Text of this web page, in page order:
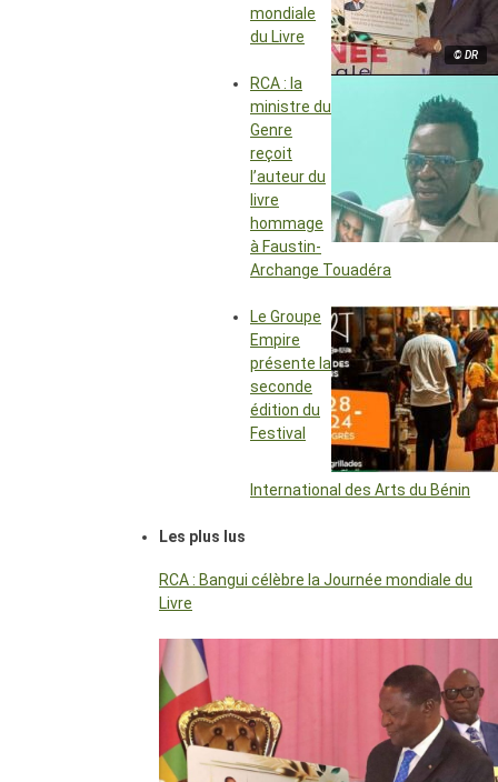
© DR
mondiale
du Livre
RCA : la
ministre du
Genre
reçoit
l’auteur du
livre
hommage
à Faustin-
Archange Touadéra
Le Groupe
Empire
présente la
seconde
édition du
Festival
International des Arts du Bénin
Les plus lus
RCA : Bangui célèbre la Journée mondiale du
Livre